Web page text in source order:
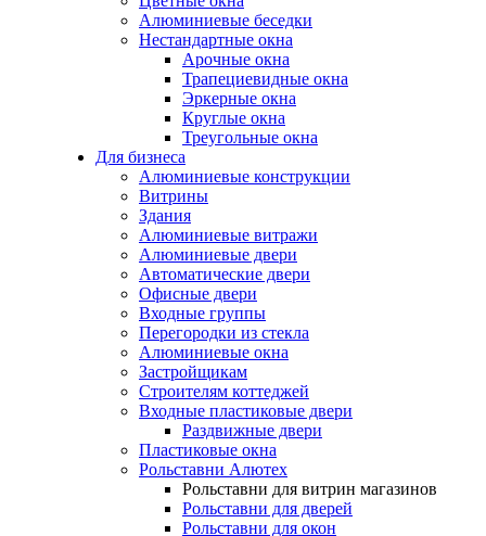
Алюминиевые беседки
Нестандартные окна
Арочные окна
Трапециевидные окна
Эркерные окна
Круглые окна
Треугольные окна
Для бизнеса
Алюминиевые конструкции
Витрины
Здания
Алюминиевые витражи
Алюминиевые двери
Автоматические двери
Офисные двери
Входные группы
Перегородки из стекла
Алюминиевые окна
Застройщикам
Строителям коттеджей
Входные пластиковые двери
Раздвижные двери
Пластиковые окна
Рольставни Алютех
Рольставни для витрин магазинов
Рольставни для дверей
Рольставни для окон